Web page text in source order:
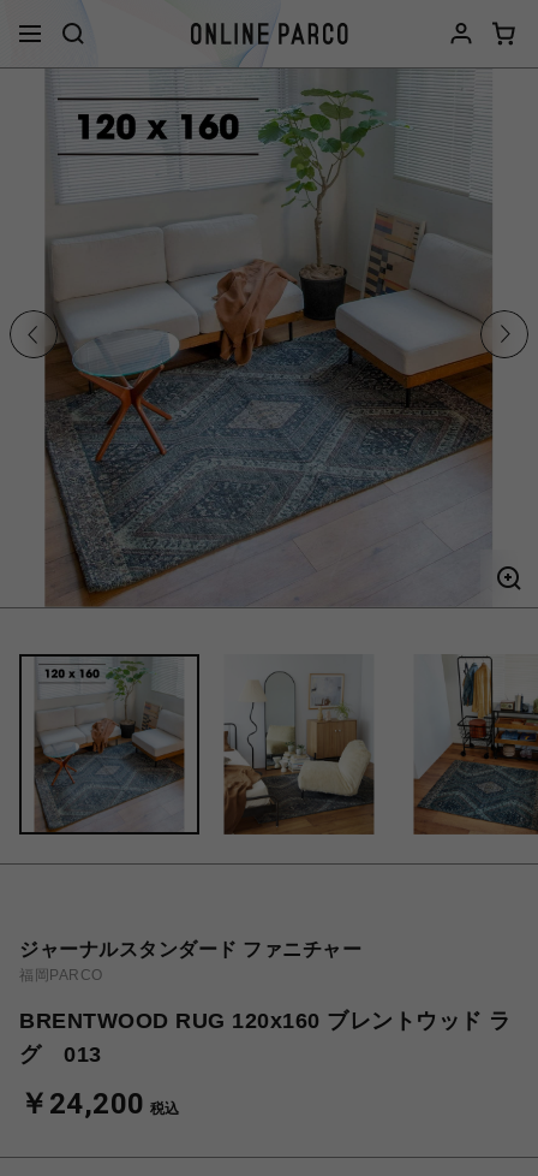
ジャーナルスタンダード ファニチャー
福岡PARCO
BRENTWOOD RUG 120x160 ブレントウッド ラ
グ 013
￥24,200 税込